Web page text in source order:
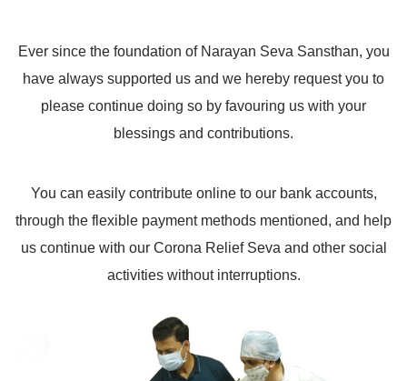
Ever since the foundation of Narayan Seva Sansthan, you
have always supported us and we hereby request you to
please continue doing so by favouring us with your
blessings and contributions.
You can easily contribute online to our bank accounts,
through the flexible payment methods mentioned, and help
us continue with our Corona Relief Seva and other social
activities without interruptions.